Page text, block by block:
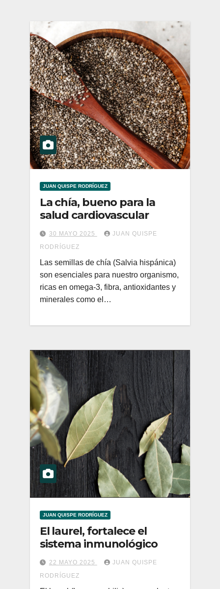
JUAN QUISPE RODRÍGUEZ
La chía, bueno para la
salud cardiovascular
30 MAYO 2025
JUAN QUISPE
RODRÍGUEZ
Las semillas de chía (Salvia hispánica)
son esenciales para nuestro organismo,
ricas en omega-3, fibra, antioxidantes y
minerales como el…
JUAN QUISPE RODRÍGUEZ
El laurel, fortalece el
sistema inmunológico
22 MAYO 2025
JUAN QUISPE
RODRÍGUEZ